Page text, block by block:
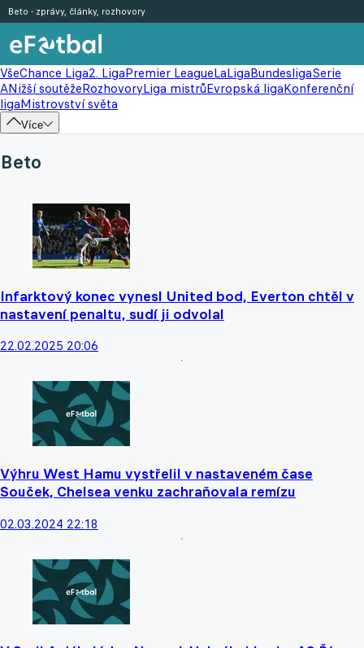
VšeChance Liga2. LigaPremier LeagueLaLigaBundesligaSerie
ANižší soutěžeRozhovoryLiga mistrůEvropská ligaKonferenční
ligaMistrovství světa
Více
Beto - zprávy, články, rozhovory
Beto
Infarktový konec vynesl United bod, Everton chtěl v
nastavení penaltu, sudí ji odvolal
22.02.2025 20:06
Výhru West Hamu vystřelil v nastaveném čase
Souček, Chelsea venku zachraňovala remízu
02.03.2024 22:18